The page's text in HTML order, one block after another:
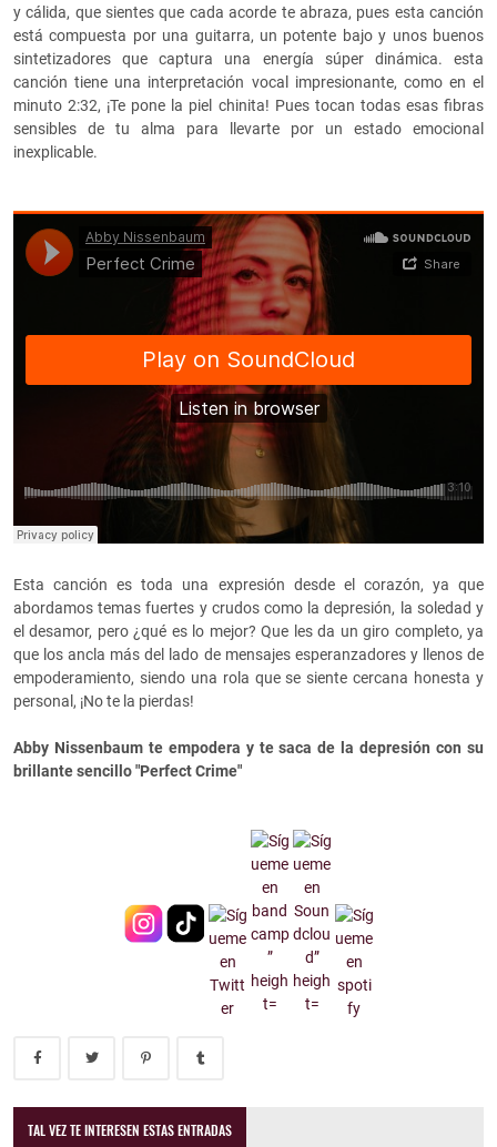
y cálida, que sientes que cada acorde te abraza, pues esta canción
está compuesta por una guitarra, un potente bajo y unos buenos
sintetizadores que captura una energía súper dinámica. esta
canción tiene una interpretación vocal impresionante, como en el
minuto 2:32, ¡Te pone la piel chinita! Pues tocan todas esas fibras
sensibles de tu alma para llevarte por un estado emocional
inexplicable.
Esta canción es toda una expresión desde el corazón, ya que
abordamos temas fuertes y crudos como la depresión, la soledad y
el desamor, pero ¿qué es lo mejor? Que les da un giro completo, ya
que los ancla más del lado de mensajes esperanzadores y llenos de
empoderamiento, siendo una rola que se siente cercana honesta y
personal, ¡No te la pierdas!
Abby Nissenbaum te empodera y te saca de la depresión con su
brillante sencillo "Perfect Crime"
TAL VEZ TE INTERESEN ESTAS ENTRADAS